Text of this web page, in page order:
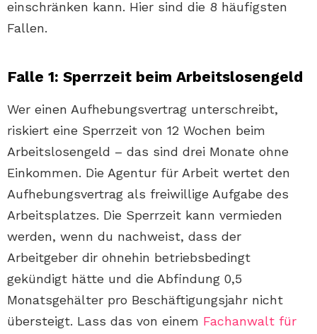
einschränken kann. Hier sind die 8 häufigsten
Fallen.
Falle 1: Sperrzeit beim Arbeitslosengeld
Wer einen Aufhebungsvertrag unterschreibt,
riskiert eine Sperrzeit von 12 Wochen beim
Arbeitslosengeld – das sind drei Monate ohne
Einkommen. Die Agentur für Arbeit wertet den
Aufhebungsvertrag als freiwillige Aufgabe des
Arbeitsplatzes. Die Sperrzeit kann vermieden
werden, wenn du nachweist, dass der
Arbeitgeber dir ohnehin betriebsbedingt
gekündigt hätte und die Abfindung 0,5
Monatsgehälter pro Beschäftigungsjahr nicht
übersteigt. Lass das von einem Fachanwalt für